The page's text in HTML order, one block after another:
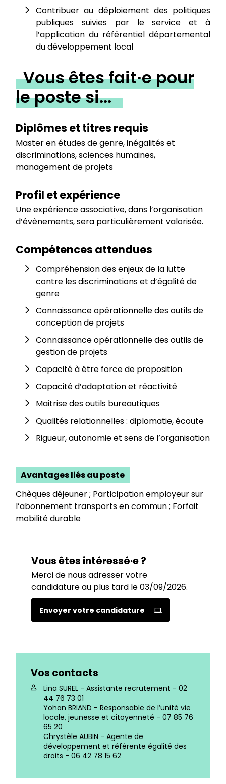
Contribuer au déploiement des politiques
publiques suivies par le service et à
l’application du référentiel départemental
du développement local
Vous êtes fait·e pour
le poste si...
Diplômes et titres requis
Master en études de genre, inégalités et
discriminations, sciences humaines,
management de projets
Profil et expérience
Une expérience associative, dans l’organisation
d’évènements, sera particulièrement valorisée.
Compétences attendues
Compréhension des enjeux de la lutte
contre les discriminations et d’égalité de
genre
Connaissance opérationnelle des outils de
conception de projets
Connaissance opérationnelle des outils de
gestion de projets
Capacité à être force de proposition
Capacité d’adaptation et réactivité
Maitrise des outils bureautiques
Qualités relationnelles : diplomatie, écoute
Rigueur, autonomie et sens de l’organisation
Avantages liés au poste
Chèques déjeuner ; Participation employeur sur
l’abonnement transports en commun ; Forfait
mobilité durable
Vous êtes intéressé·e ?
Merci de nous adresser votre
candidature au plus tard le 03/09/2026.
Envoyer votre candidature
Vos contacts
Lina SUREL - Assistante recrutement - 02
44 76 73 01
Yohan BRIAND - Responsable de l’unité vie
locale, jeunesse et citoyenneté - 07 85 76
65 20
Chrystèle AUBIN - Agente de
développement et référente égalité des
droits - 06 42 78 15 62